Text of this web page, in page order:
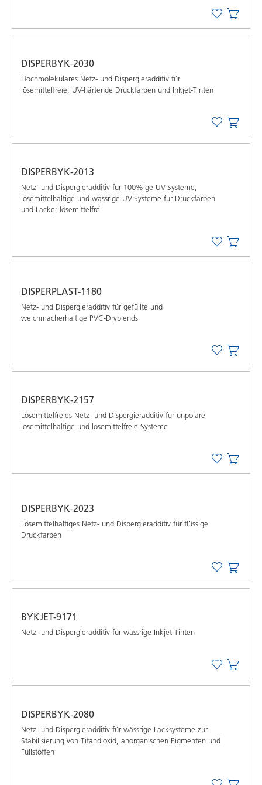
DISPERBYK-2030
Hochmolekulares Netz- und Dispergieradditiv für
lösemittelfreie, UV-härtende Druckfarben und Inkjet-Tinten
DISPERBYK-2013
Netz- und Dispergieradditiv für 100%ige UV-Systeme,
lösemittelhaltige und wässrige UV-Systeme für Druckfarben
und Lacke; lösemittelfrei
DISPERPLAST-1180
Netz- und Dispergieradditiv für gefüllte und
weichmacherhaltige PVC-Dryblends
DISPERBYK-2157
Lösemittelfreies Netz- und Dispergieradditiv für unpolare
lösemittelhaltige und lösemittelfreie Systeme
DISPERBYK-2023
Lösemittelhaltiges Netz- und Dispergieradditiv für flüssige
Druckfarben
BYKJET-9171
Netz- und Dispergieradditiv für wässrige Inkjet-Tinten
DISPERBYK-2080
Netz- und Dispergieradditiv für wässrige Lacksysteme zur
Stabilisierung von Titandioxid, anorganischen Pigmenten und
Füllstoffen